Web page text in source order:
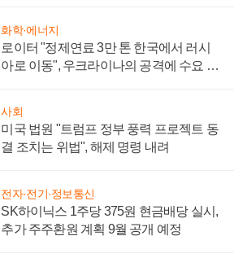
화학·에너지
로이터 "정제연료 3만 톤 한국에서 러시
아로 이동", 우크라이나의 공격에 수요 늘
사회
미국 법원 "트럼프 정부 풍력 프로젝트 동
결 조치는 위법", 해제 명령 내려
전자·전기·정보통신
SK하이닉스 1주당 375원 현금배당 실시,
추가 주주환원 계획 9월 공개 예정